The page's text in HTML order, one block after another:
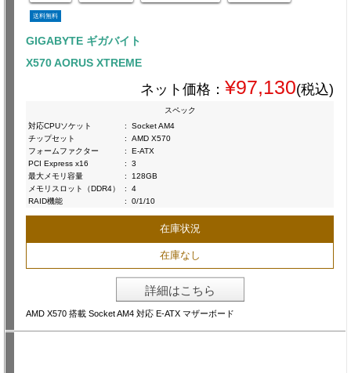
送料無料
GIGABYTE ギガバイト
X570 AORUS XTREME
ネット価格： ¥97,130(税込)
スペック
対応CPUソケット
:
Socket AM4
チップセット
:
AMD X570
フォームファクター
:
E-ATX
PCI Express x16
:
3
最大メモリ容量
:
128GB
メモリスロット（DDR4）
:
4
RAID機能
: 0/1/10
在庫状況
在庫なし
詳細はこちら
AMD X570 搭載 Socket AM4 対応 E-ATX マザーボード